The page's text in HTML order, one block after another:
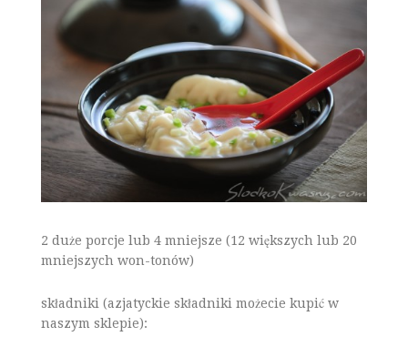
2 duże porcje lub 4 mniejsze (12 większych lub 20
mniejszych won-tonów)
składniki (azjatyckie składniki możecie kupić w
naszym sklepie):